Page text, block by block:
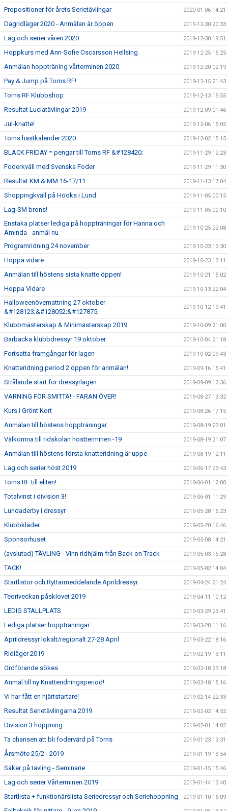
Propositioner för årets Serietävlingar 2020-01-06 14:21
Dagridläger 2020 - Anmälan är öppen 2019-12-30 20:33
Lag och serier våren 2020 2019-12-30 19:51
Hoppkurs med Ann-Sofie Oscarsson Hellsing 2019-12-25 15:25
Anmälan hoppträning vårterminen 2020 2019-12-20 02:19
Pay & Jump på Torns RF! 2019-12-15 21:43
Torns RF Klubbshop 2019-12-13 15:55
Resultat Luciatävlingar 2019 2019-12-09 01:46
Jul-knatte! 2019-12-06 15:05
Torns hästkalender 2020 2019-12-02 15:15
BLACK FRIDAY = pengar till Torns RF &#128420; 2019-11-29 12:23
Foderkväll med Svenska Foder 2019-11-29 11:30
Resultat KM & MM 16-17/11 2019-11-13 17:04
Shoppingkväll på Hööks i Lund 2019-11-05 00:15
Lag-SM brons! 2019-11-05 00:10
Enstaka platser lediga på hoppträningar för Hanna och
Aminda - anmäl nu
2019-10-25 22:08
Programridning 24 november 2019-10-23 13:30
Hoppa vidare 2019-10-23 13:11
Anmälan till höstens sista knatte öppen! 2019-10-21 15:02
Hoppa Vidare 2019-10-13 22:04
Halloweenövernattning 27 oktober
&#128123;&#128052;&#127875;
2019-10-12 19:41
Klubbmästerskap & Minimästerskap 2019 2019-10-09 21:00
Barbacka klubbdressyr 19 oktober 2019-10-04 21:18
Fortsatta framgångar för lagen 2019-10-02 09:43
Knatteridning period 2 öppen för anmälan! 2019-09-16 15:41
Strålande start för dressyrlagen 2019-09-09 12:36
VARNING FÖR SMITTA! - FARAN ÖVER! 2019-08-27 13:32
Kurs i Grönt Kort 2019-08-26 17:15
Anmälan till höstens hoppträningar 2019-08-19 23:01
Välkomna till ridskolan höstterminen -19 2019-08-19 21:07
Anmälan till höstens första knatteridning är uppe 2019-08-19 12:11
Lag och serier höst 2019 2019-06-17 23:43
Torns RF till eliten! 2019-06-01 12:00
Totalvinst i division 3! 2019-06-01 11:29
Lundaderby i dressyr 2019-05-28 16:23
Klubbkläder 2019-05-20 16:46
Sponsorhuset 2019-05-08 14:21
(avslutad) TÄVLING - Vinn ridhjälm från Back on Track 2019-05-03 15:28
TACK! 2019-05-02 14:04
Startlistor och Ryttarmeddelande Aprildressyr 2019-04-24 21:24
Teoriveckan påsklovet 2019 2019-04-11 10:12
LEDIG STALLPLATS 2019-03-29 23:41
Lediga platser hoppträningar 2019-03-28 11:16
Aprildressyr lokalt/regionalt 27-28 April 2019-03-22 18:16
Ridläger 2019 2019-02-19 13:11
Ordförande sökes 2019-02-18 23:18
Anmäl till ny Knatteridningsperiod! 2019-02-18 15:16
Vi har fått en hjärtstartare! 2019-02-14 22:33
Resultat Serietävlingarna 2019 2019-02-02 14:52
Division 3 hoppning 2019-02-01 14:02
Ta chansen att bli fodervärd på Torns 2019-01-23 13:31
Årsmöte 25/2 - 2019 2019-01-19 13:54
Säker på tävling - Seminarie 2019-01-15 15:46
Lag och serier Vårterminen 2019 2019-01-14 13:40
Startlista + funktionärslista Seriedressyr och Seriehoppning 2019-01-10 16:09